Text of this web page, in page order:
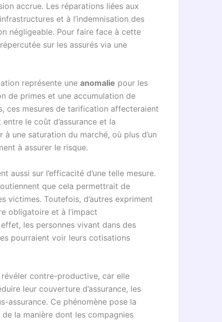
accrue. Les réparations liées aux
et à l’indemnisation des
négligeable. Pour faire face à cette
sur les assurés via une
représente une anomalie pour les
de primes et une accumulation de
ces mesures de tarification affecteraient
le coût d’assurance et la
une saturation du marché, où plus d’un
à assurer le risque.
aussi sur l’efficacité d’une telle mesure.
que cela permettrait de
victimes. Toutefois, d’autres expriment
obligatoire et à l’impact
les personnes vivant dans des
pourraient voir leurs cotisations
contre-productive, car elle
leur couverture d’assurance, les
assurance. Ce phénomène pose la
de la manière dont les compagnies